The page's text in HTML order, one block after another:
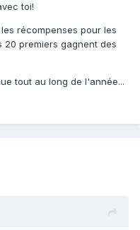
toi!
récompenses pour les
20 premiers gagnent des
tout au long de l'année...